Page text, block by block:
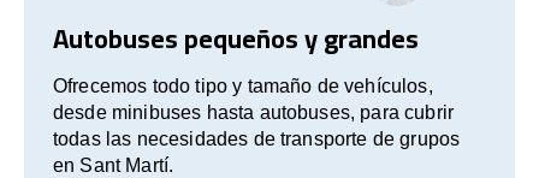
Autobuses pequeños y grandes
Ofrecemos todo tipo y tamaño de vehículos,
desde minibuses hasta autobuses, para cubrir
todas las necesidades de transporte de grupos
en Sant Martí.